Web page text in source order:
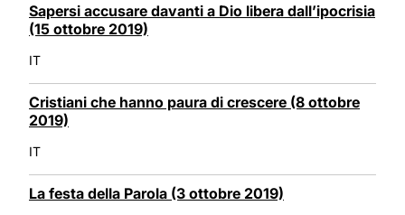
Sapersi accusare davanti a Dio libera dall’ipocrisia
(15 ottobre 2019)
IT
Cristiani che hanno paura di crescere (8 ottobre
2019)
IT
La festa della Parola (3 ottobre 2019)